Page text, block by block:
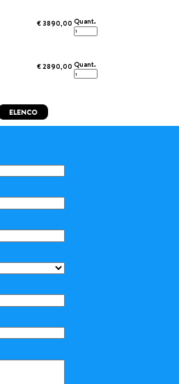
€ 3890,00 Quant.
€ 2890,00 Quant.
ELENCO